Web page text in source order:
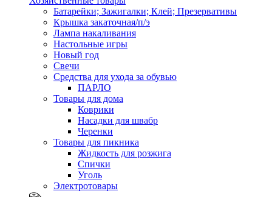
Батарейки; Зажигалки; Клей; Презервативы
Крышка закаточная/п/э
Лампа накаливания
Настольные игры
Новый год
Свечи
Средства для ухода за обувью
ПАРЛО
Товары для дома
Коврики
Насадки для швабр
Черенки
Товары для пикника
Жидкость для розжига
Спички
Уголь
Электротовары